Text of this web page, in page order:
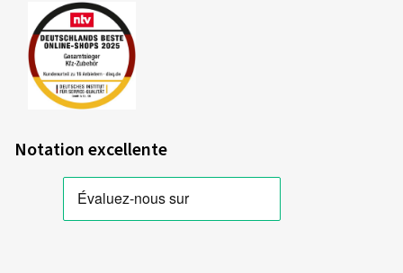
Notation excellente